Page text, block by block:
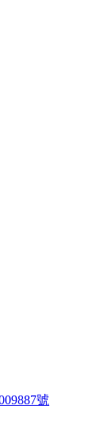
號